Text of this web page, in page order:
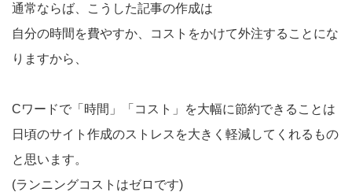
通常ならば、こうした記事の作成は
自分の時間を費やすか、コストをかけて外注することにな
りますから、
Cワードで「時間」「コスト」を大幅に節約できることは
日頃のサイト作成のストレスを大きく軽減してくれるもの
と思います。
(ランニングコストはゼロです)